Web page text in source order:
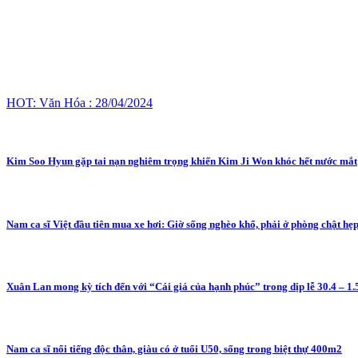
HOT: Văn Hóa : 28/04/2024
Kim Soo Hyun gặp tai nạn nghiêm trọng khiến Kim Ji Won khóc hết nước mắt
Nam ca sĩ Việt đầu tiên mua xe hơi: Giờ sống nghèo khổ, phải ở phòng chật
Xuân Lan mong kỳ tích đến với “Cái giá của hạnh phúc” trong dịp lễ 30.4 –
Nam ca sĩ nổi tiếng độc thân, giàu có ở tuổi U50, sống trong biệt thự 400m2